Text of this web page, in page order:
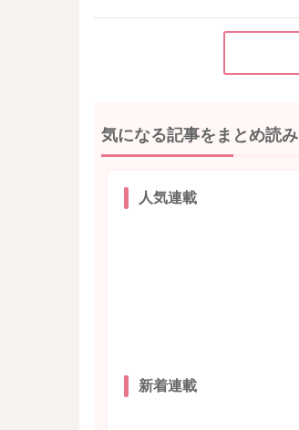
気になる記事をまとめ読み
人気連載
新着連載